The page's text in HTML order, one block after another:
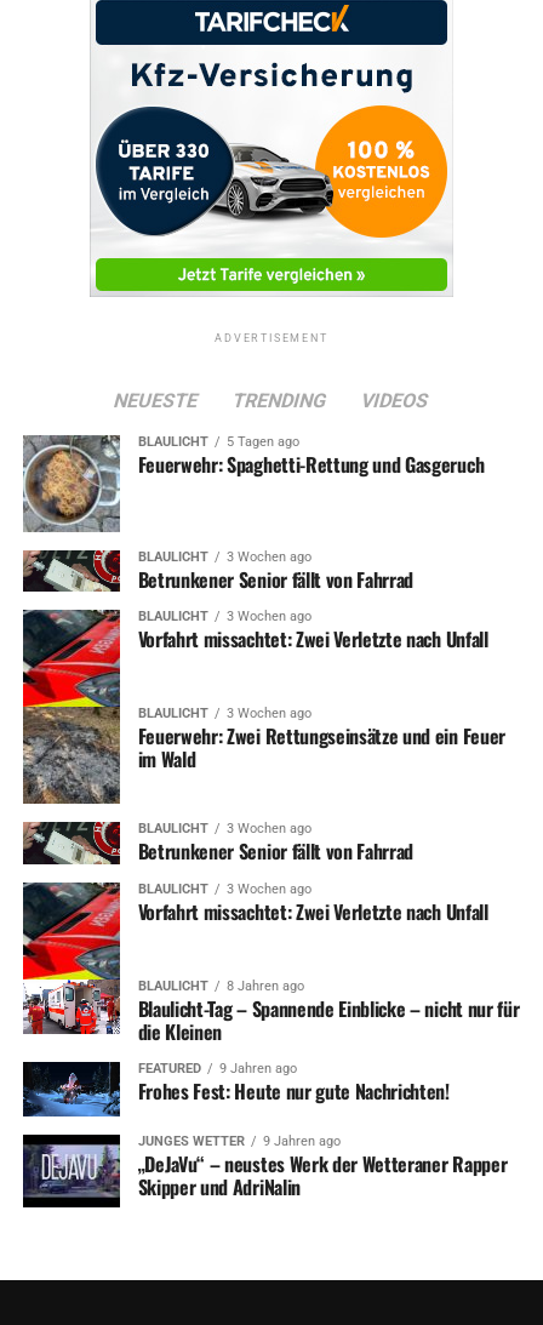
ADVERTISEMENT
NEUESTE TRENDING VIDEOS
BLAULICHT 5 Tagen ago
Feuerwehr: Spaghetti-Rettung und Gasgeruch
BLAULICHT 3 Wochen ago
Betrunkener Senior fällt von Fahrrad
BLAULICHT 3 Wochen ago
Vorfahrt missachtet: Zwei Verletzte nach Unfall
BLAULICHT 3 Wochen ago
Feuerwehr: Zwei Rettungseinsätze und ein Feuer
im Wald
BLAULICHT 3 Wochen ago
Betrunkener Senior fällt von Fahrrad
BLAULICHT 3 Wochen ago
Vorfahrt missachtet: Zwei Verletzte nach Unfall
BLAULICHT 8 Jahren ago
Blaulicht-Tag – Spannende Einblicke – nicht nur für
die Kleinen
FEATURED 9 Jahren ago
Frohes Fest: Heute nur gute Nachrichten!
JUNGES WETTER 9 Jahren ago
„DeJaVu“ – neustes Werk der Wetteraner Rapper
Skipper und AdriNalin